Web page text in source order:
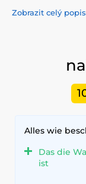
nabídky barevných
bezpečnost po
standardy kvality
Zobrazit celý popis
Alles wie
Das die
ist